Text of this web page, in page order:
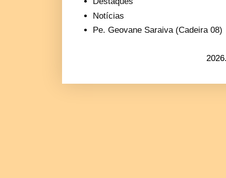
Notícias
Pe. Geovane Saraiva (Cadeira 08)